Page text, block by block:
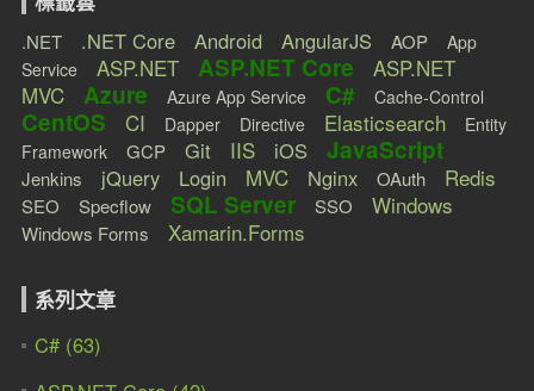
.NET .NET Core Android AngularJS AOP
App
Service
ASP.NET ASP.NET Core
ASP.NET
MVC
Azure Azure App Service C# Cache-Control
CentOS CI Dapper Directive Elasticsearch
Entity
Framework
GCP Git IIS iOS JavaScript
Jenkins jQuery Login MVC Nginx OAuth Redis
SEO Specflow SQL Server SSO Windows
Windows Forms Xamarin.Forms
系列文章
C# (63)